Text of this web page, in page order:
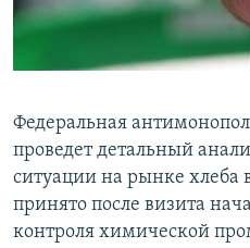
ПОБЕДИТЕЛЕЙ НЕ СУДЯТ?
КРЫМ.НЕПОКОРЕННЫЙ
УКРАИНСКАЯ ПРОБЛЕМА КРЫМА
ПРИСОЕДИНЯЙТЕСЬ!
Федеральная
проведет детальный
ситуации на рынке
принято после визита
контроля химической